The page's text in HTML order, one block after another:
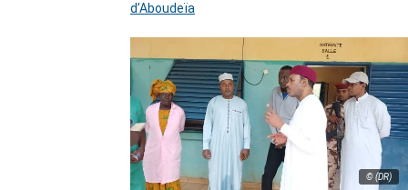
d’Aboudeïa
© (DR)